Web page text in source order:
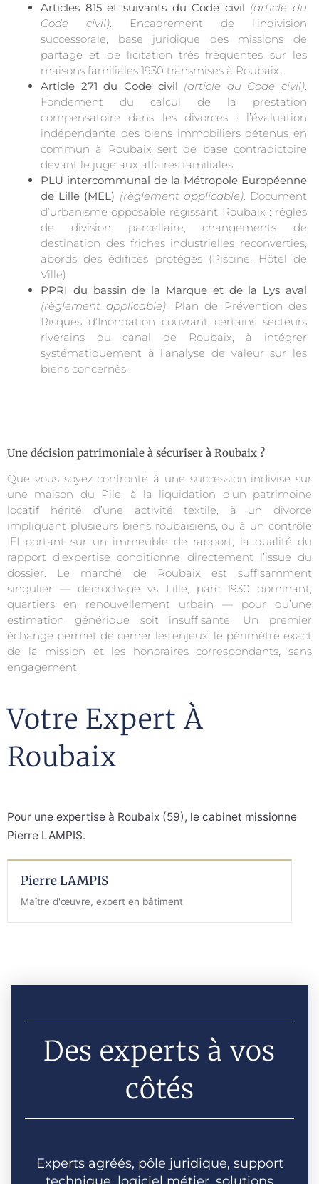
Articles 815 et suivants du Code civil (article du
Code civil). Encadrement de l’indivision
successorale, base juridique des missions de
partage et de licitation très fréquentes sur les
maisons familiales 1930 transmises à Roubaix.
Article 271 du Code civil (article du Code civil).
Fondement du calcul de la prestation
compensatoire dans les divorces : l’évaluation
indépendante des biens immobiliers détenus en
commun à Roubaix sert de base contradictoire
devant le juge aux affaires familiales.
PLU intercommunal de la Métropole Européenne
de Lille (MEL) (règlement applicable). Document
d’urbanisme opposable régissant Roubaix : règles
de division parcellaire, changements de
destination des friches industrielles reconverties,
abords des édifices protégés (Piscine, Hôtel de
Ville).
PPRI du bassin de la Marque et de la Lys aval
(règlement applicable). Plan de Prévention des
Risques d’Inondation couvrant certains secteurs
riverains du canal de Roubaix, à intégrer
systématiquement à l’analyse de valeur sur les
biens concernés.
Une décision patrimoniale à sécuriser à Roubaix ?
Que vous soyez confronté à une succession indivise sur
une maison du Pile, à la liquidation d’un patrimoine
locatif hérité d’une activité textile, à un divorce
impliquant plusieurs biens roubaisiens, ou à un contrôle
IFI portant sur un immeuble de rapport, la qualité du
rapport d’expertise conditionne directement l’issue du
dossier. Le marché de Roubaix est suffisamment
singulier — décrochage vs Lille, parc 1930 dominant,
quartiers en renouvellement urbain — pour qu’une
estimation générique soit insuffisante. Un premier
échange permet de cerner les enjeux, le périmètre exact
de la mission et les honoraires correspondants, sans
engagement.
Votre Expert À
Roubaix
Pour une expertise à Roubaix (59), le cabinet missionne
Pierre LAMPIS.
Pierre LAMPIS
Maître d'œuvre, expert en bâtiment
Des experts à vos
côtés
Experts agréés, pôle juridique, support